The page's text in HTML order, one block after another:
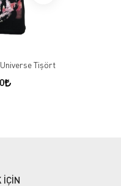
Tişört
İÇİN